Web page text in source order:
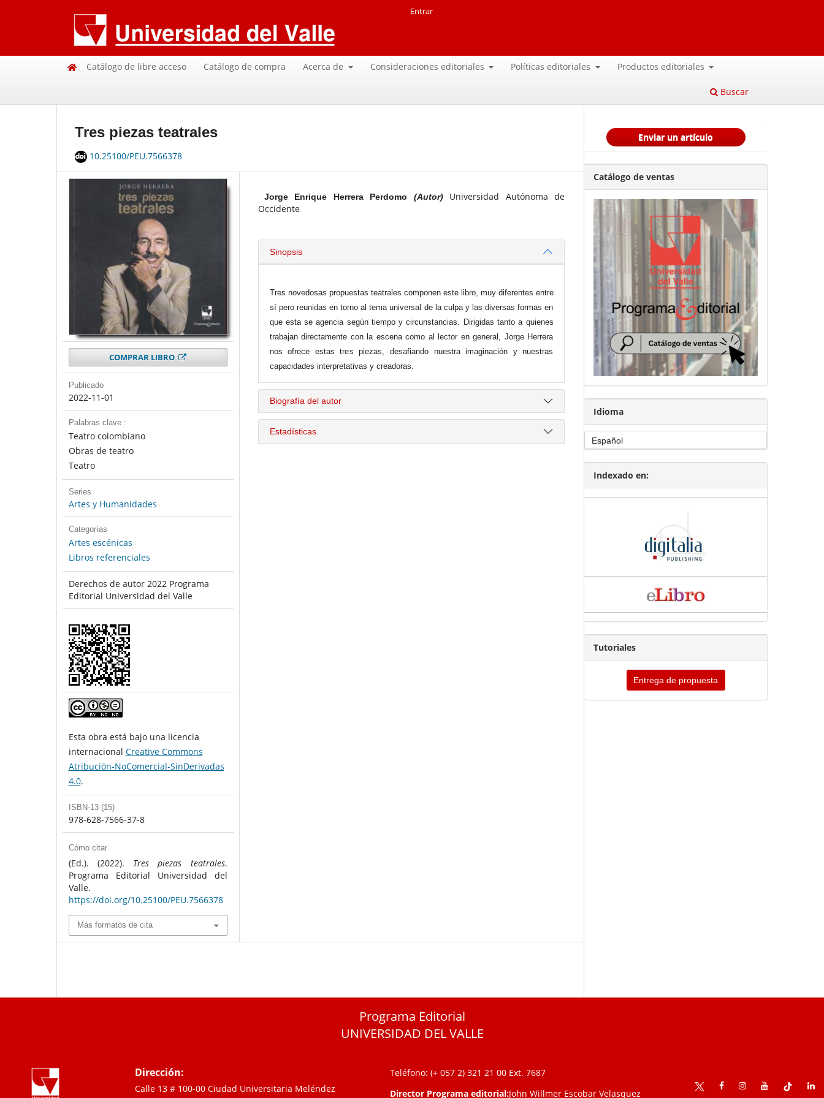
Catálogo de libre acceso Catálogo de compra Acerca de Consideraciones editoriales Políticas editoriales Productos editoriales
Buscar
Entrar
Tres piezas teatrales
10.25100/PEU.7566378
COMPRAR LIBRO
Publicado
2022-11-01
Palabras clave :
Teatro colombiano
Obras de teatro
Teatro
Series
Artes y Humanidades
Categorías
Artes escénicas
Libros referenciales
Derechos de autor 2022 Programa
Editorial Universidad del Valle
Esta obra está bajo una licencia
internacional Creative Commons
Atribución-NoComercial-SinDerivadas
4.0.
ISBN-13 (15)
978-628-7566-37-8
Cómo citar
(Ed.). (2022). Tres piezas teatrales.
Programa Editorial Universidad del
Valle.
https://doi.org/10.25100/PEU.7566378
Más formatos de cita
Jorge Enrique Herrera Perdomo (Autor)
Universidad Autónoma de
Occidente
Sinopsis
Tres novedosas propuestas teatrales componen este libro, muy diferentes entre
sí pero reunidas en torno al tema universal de la culpa y las diversas formas en
que esta se agencia según tiempo y circunstancias. Dirigidas tanto a quienes
trabajan directamente con la escena como al lector en general, Jorge Herrera
nos ofrece estas tres piezas, desafiando nuestra imaginación y nuestras
capacidades interpretativas y creadoras.
Biografía del autor
Estadísticas
Enviar un artículo
Catálogo de ventas
Idioma
Indexado en:
Tutoriales
Entrega de propuesta
Programa Editorial
UNIVERSIDAD DEL VALLE
Dirección:
Calle 13 # 100-00 Ciudad Universitaria Meléndez
Teléfono: (+ 057 2) 321 21 00Ext. 7687
Director Programa editorial:John Willmer Escobar Velasquez